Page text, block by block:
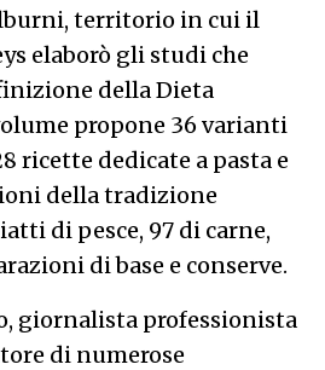
territorio in cui il
elaborò gli studi che
della Dieta
propone 36 varianti
ricette dedicate a pasta e
della tradizione
di pesce, 97 di carne,
di base e conserve.
giornalista professionista
di numerose